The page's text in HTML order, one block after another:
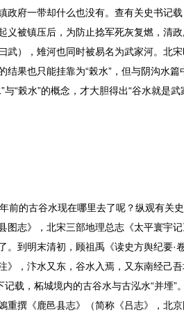
政府一带却什么也没有。查有关史书记
义被镇压后，为防止捻军死灰复燃，清
武），雉河也同时被易名为武家河。北
果也只能挂靠为“榖水”，但与阴沟水
“榖水”的概念，才大胆得出“谷水就是武
的古谷水现在哪里去了呢？纵观有关
图志》，北宋三部地理总志《太平寰宇
。到明末清初，顾祖禹《读史方舆纪要
，汴水又东，谷水入焉，又东南经己
载，柘城境内的古谷水与古泓水“并堙
重撰《鹿邑县志》（简称《吕志》，北